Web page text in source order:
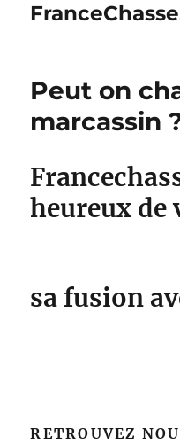
Peut on
marcassin
heureux de
sa fusion
RETROUVEZ